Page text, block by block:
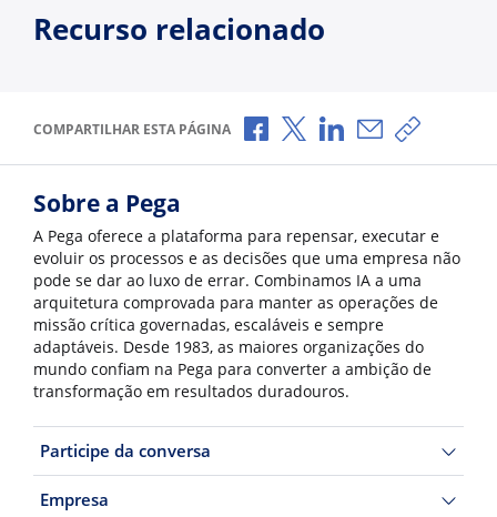
Recurso relacionado
COMPARTILHAR ESTA PÁGINA Compartilhar no Facebook
Compartilhar no X
Compartilhar no
Compartilhar
Copiar
Sobre a Pega
A Pega oferece a plataforma para repensar, executar e
evoluir os processos e as decisões que uma empresa não
pode se dar ao luxo de errar. Combinamos IA a uma
arquitetura comprovada para manter as operações de
missão crítica governadas, escaláveis e sempre
adaptáveis. Desde 1983, as maiores organizações do
mundo confiam na Pega para converter a ambição de
transformação em resultados duradouros.
Participe da conversa
Empresa